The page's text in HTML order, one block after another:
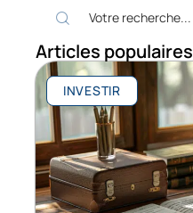
Articles populaires
INVESTIR